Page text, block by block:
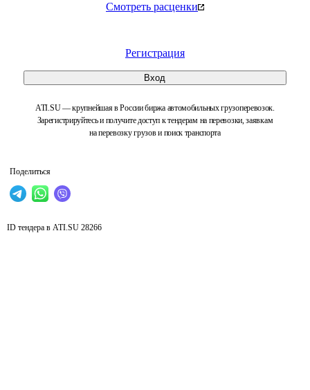
Смотреть расценки
Регистрация
Вход
ATI.SU — крупнейшая в России биржа автомобильных грузоперевозок.
Зарегистрируйтесь и получите доступ к тендерам на перевозки, заявкам
на перевозку грузов и поиск транспорта
Поделиться
ID тендера в ATI.SU 28266